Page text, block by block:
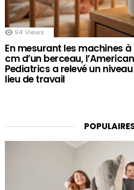
94 Views
En mesurant les machines
cm d’un berceau,
Pediatrics a relevé un
lieu de travail